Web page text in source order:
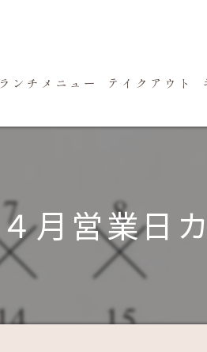
ランチメニュー テイクアウト
４月営業日